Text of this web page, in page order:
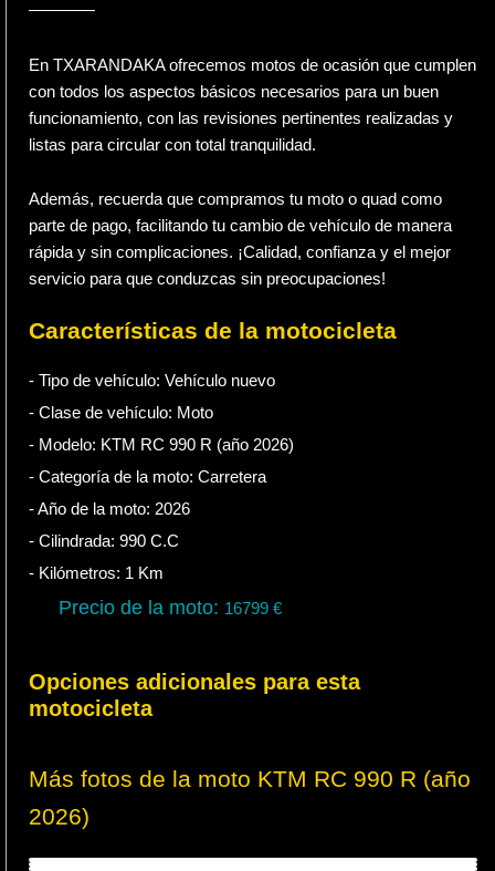
————
En TXARANDAKA ofrecemos motos de ocasión que cumplen
con todos los aspectos básicos necesarios para un buen
funcionamiento, con las revisiones pertinentes realizadas y
listas para circular con total tranquilidad.
Además, recuerda que compramos tu moto o quad como
parte de pago, facilitando tu cambio de vehículo de manera
rápida y sin complicaciones. ¡Calidad, confianza y el mejor
servicio para que conduzcas sin preocupaciones!
Características de la motocicleta
- Tipo de vehículo: Vehículo nuevo
- Clase de vehículo: Moto
- Modelo: KTM RC 990 R (año 2026)
- Categoría de la moto: Carretera
- Año de la moto: 2026
- Cilindrada: 990 C.C
- Kilómetros: 1 Km
Precio de la moto: 16799€
Opciones adicionales para esta
motocicleta
Más fotos de la moto KTM RC 990 R (año
2026)